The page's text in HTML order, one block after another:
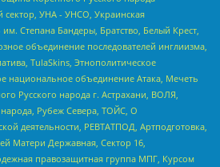
сектор, УНА - УНСО, Украинская
Степана Бандеры, Братство, Белый Крест,
объединение последователей инглиизма,
TulaSkins, Этнополитическое
национальное объединение Атака, Мечеть
Русского народа г. Астрахани, ВОЛЯ,
Рубеж Севера, ТОЙС, О
деятельности, РЕВТАТПОД, Артподготовка,
Матери Державная, Сектор 16,
правозащитная группа МПГ, Курсом